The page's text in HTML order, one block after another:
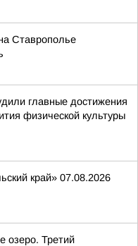
Ставрополье
главные достижения
физической культуры
край» 07.08.2026
озеро. Третий